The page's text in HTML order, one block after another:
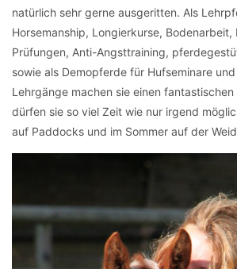
natürlich sehr gerne ausgeritten. Als
Horsemanship, Longierkurse, Bodenarbeit,
Prüfungen, Anti-Angsttraining,
sowie als Demopferde für Hufseminare
Lehrgänge machen sie einen
dürfen sie so viel Zeit wie nur irgend
auf Paddocks und im Sommer auf der